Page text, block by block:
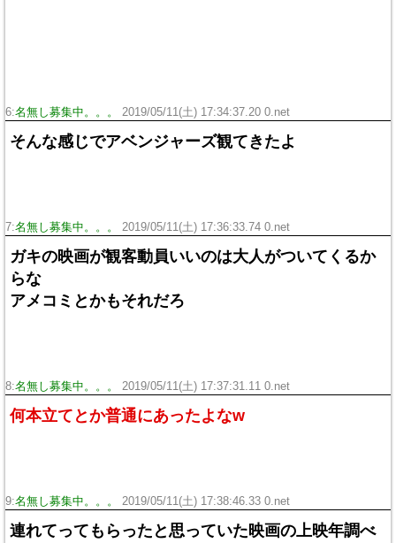
6:名無し募集中。。。 2019/05/11(土) 17:34:37.20 0.net
そんな感じでアベンジャーズ観てきたよ
7:名無し募集中。。。 2019/05/11(土) 17:36:33.74 0.net
ガキの映画が観客動員いいのは大人がついてくるか
らな
アメコミとかもそれだろ
8:名無し募集中。。。 2019/05/11(土) 17:37:31.11 0.net
何本立てとか普通にあったよなw
9:名無し募集中。。。 2019/05/11(土) 17:38:46.33 0.net
連れてってもらったと思っていた映画の上映年調べ